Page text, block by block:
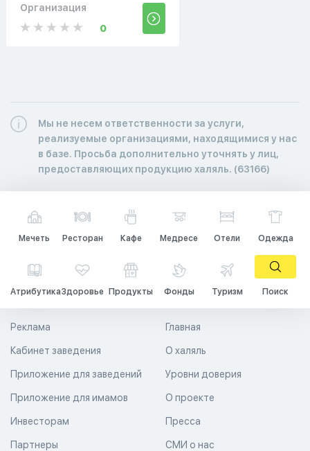
Организация
0
Мы не несем ответственности за услуги,
реализуемые организациями, находящимися у нас
в базе. Просьба дополнительно уточнять у лиц,
предоставляющих продукцию халяль. (63166)
Мечеть Ресторан Кафе Медресе Отели Одежда
АтрибутикаЗдоровье Продукты Фонды Туризм Поиск
Главная
О халяль
Уровни доверия
Реклама
Кабинет заведения
Приложение для заведений
Приложение для имамов О проекте
Пресса
СМИ о нас
Инвесторам
Партнеры